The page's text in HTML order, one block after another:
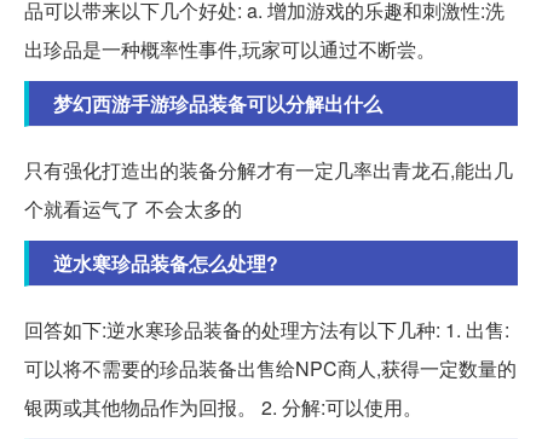
品可以带来以下几个好处: a. 增加游戏的乐趣和刺激性:洗
出珍品是一种概率性事件,玩家可以通过不断尝。
梦幻西游手游珍品装备可以分解出什么
只有强化打造出的装备分解才有一定几率出青龙石,能出几
个就看运气了 不会太多的
逆水寒珍品装备怎么处理?
回答如下:逆水寒珍品装备的处理方法有以下几种: 1. 出售:
可以将不需要的珍品装备出售给NPC商人,获得一定数量的
银两或其他物品作为回报。 2. 分解:可以使用。